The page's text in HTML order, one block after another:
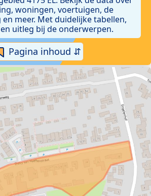
woningen, voertuigen, de
meer. Met duidelijke tabellen,
uitleg bij de onderwerpen.
Pagina inhoud ⇵